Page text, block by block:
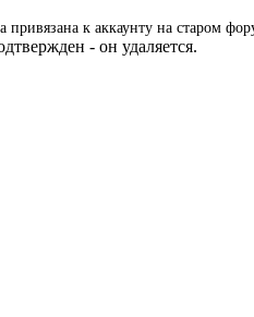
к аккаунту на старом
- он удаляется.